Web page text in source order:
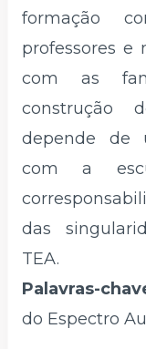
formação
professores e
com as
construção
depende de
com a
das
TEA.
Palavras-
do Espectro